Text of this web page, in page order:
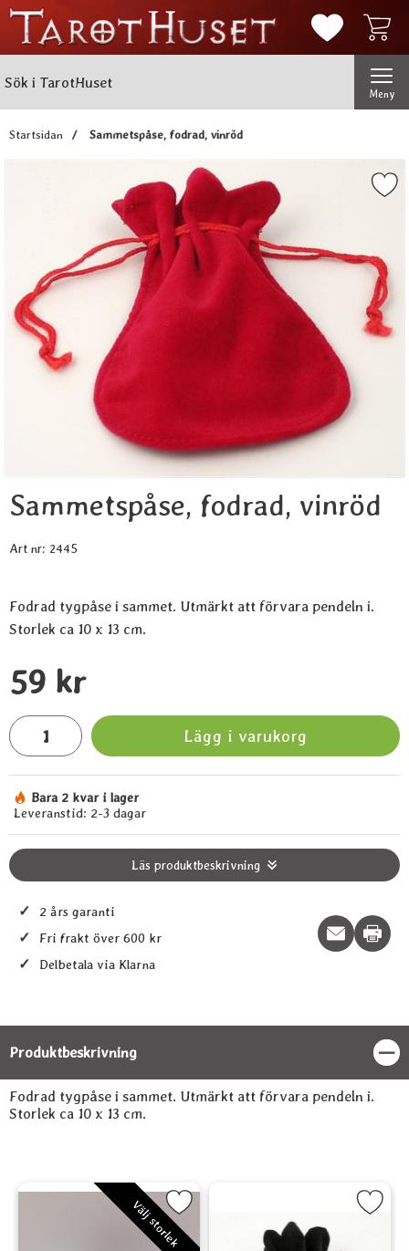
Mina
Meny
Startsidan Sammetspåse, fodrad, vinröd
Markera sammetspåse,
Sammetspåse, fodrad, vinröd
Art nr: 2445
Fodrad tygpåse i sammet. Utmärkt att förvara pendeln i.
Storlek ca 10 x 13 cm.
pris
59 kr
antal
Lägg i varukorg
Tillgänglighet:
Bara 2 kvar i lager
Leveranstid: 2-3 dagar
Läs produktbeskrivning
✓ 2 års garanti
✓ Fri frakt över 600 kr
✓ Delbetala via Klarna
Print
Produktbeskrivning
Produktbeskrivning
Fodrad tygpåse i sammet. Utmärkt att förvara pendeln i.
Storlek ca 10 x 13 cm.
som favorit Välj storlek
Markera Sammetspåse Mellan som favorit
Markera Sammetspåse,